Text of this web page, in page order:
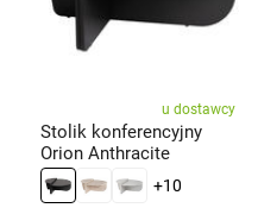
u dostawcy
Stolik konferencyjny
Orion Anthracite
+10